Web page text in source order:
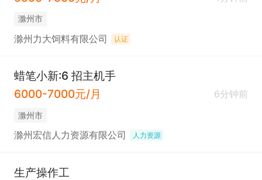
滁州市
滁州力大饲料有限公司 认证
蜡笔小新:6 招主机手
6000-7000元/月
6分钟前
滁州市
滁州宏信人力资源有限公司 人力资源
生产操作工